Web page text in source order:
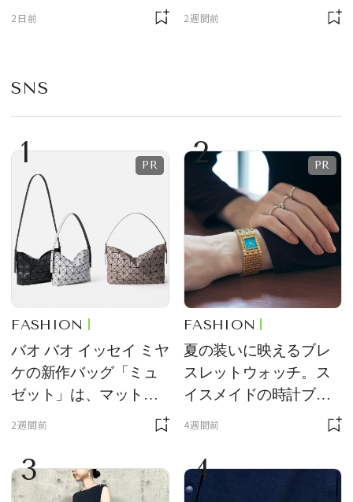
ニサイズもラインナッ
2日前 2週間前
SNS
1
FASHION
バオ バオ イッセイ ミヤ
ケの新作バッグ「ミュ
ゼット」は、マットな
2週間前
2
FASHION
夏の装いに映えるブレ
スレットウォッチ。ス
イスメイドの時計ブラ
ンド【フレデリック・
をレビュー。【それい
け！ 良品ハンター】
4週間前
3 4